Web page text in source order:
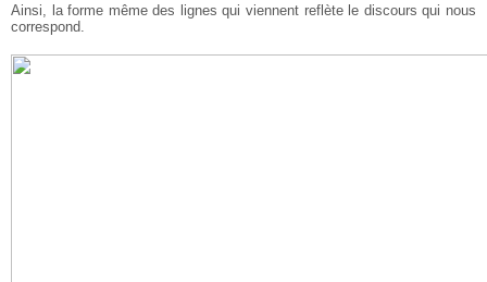
Ainsi, la forme même des lignes qui viennent reflète le discours qui nous
correspond.